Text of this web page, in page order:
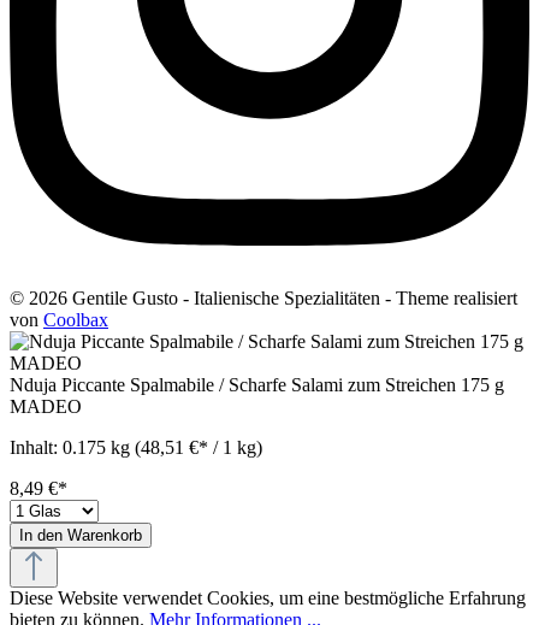
© 2026 Gentile Gusto - Italienische Spezialitäten - Theme realisiert
von Coolbax
Nduja Piccante Spalmabile / Scharfe Salami zum Streichen 175 g
MADEO
Inhalt: 0.175 kg (48,51 €* / 1 kg)
8,49 €*
In den Warenkorb
Diese Website verwendet Cookies, um eine bestmögliche Erfahrung
bieten zu können. Mehr Informationen ...